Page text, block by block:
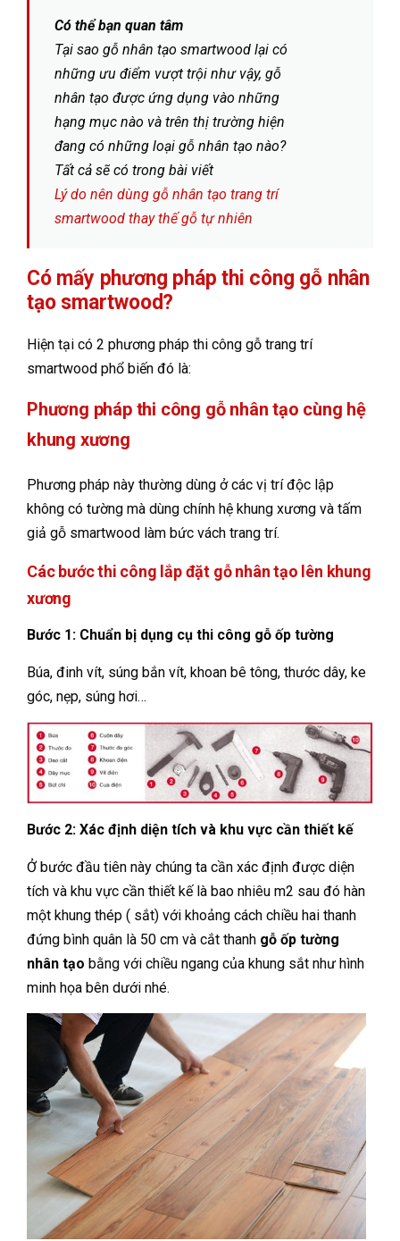
Có thể bạn quan tâm
Tại sao gỗ nhân tạo smartwood lại có
những ưu điểm vượt trội như vậy, gỗ
nhân tạo được ứng dụng vào những
hạng mục nào và trên thị trường hiện
đang có những loại gỗ nhân tạo nào?
Tất cả sẽ có trong bài viết
Lý do nên dùng gỗ nhân tạo trang trí
smartwood thay thế gỗ tự nhiên
Có mấy phương pháp thi công gỗ nhân
tạo smartwood?
Hiện tại có 2 phương pháp thi công gỗ trang trí
smartwood phổ biến đó là:
Phương pháp thi công gỗ nhân tạo cùng hệ
khung xương
Phương pháp này thường dùng ở các vị trí độc lập
không có tường mà dùng chính hệ khung xương và tấm
giả gỗ smartwood làm bức vách trang trí.
Các bước thi công lắp đặt gỗ nhân tạo lên khung
xương
Bước 1: Chuẩn bị dụng cụ thi công gỗ ốp tường
Búa, đinh vít, súng bắn vít, khoan bê tông, thước dây, ke
góc, nẹp, súng hơi…
Bước 2: Xác định diện tích và khu vực cần thiết kế
Ở bước đầu tiên này chúng ta cần xác định được diện
tích và khu vực cần thiết kế là bao nhiêu m2 sau đó hàn
một khung thép ( sắt) với khoảng cách chiều hai thanh
đứng bình quân là 50 cm và cắt thanh gỗ ốp tường
nhân tạo bằng với chiều ngang của khung sắt như hình
minh họa bên dưới nhé.